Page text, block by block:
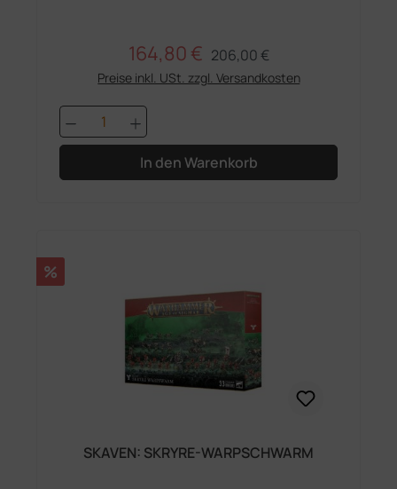
Verkaufspreis:
164,80 € Regulärer Preis:
206,00 €
Preise inkl. USt. zzgl. Versandkosten
Produkt Anzahl: Gib den
In den Warenkorb
Rabatt
%
SKAVEN: SKRYRE-WARPSCHWARM